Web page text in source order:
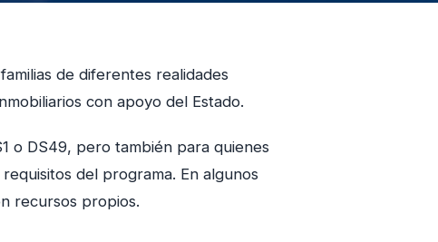
de diferentes realidades
con apoyo del Estado.
o DS49, pero también para quienes
del programa. En algunos
recursos propios.